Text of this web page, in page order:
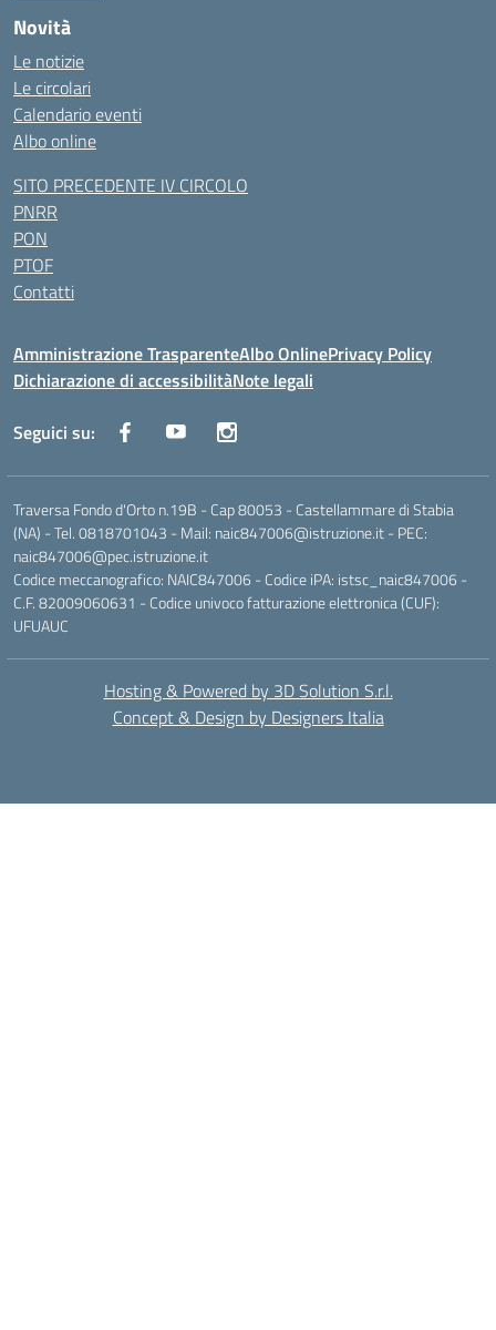
Novità
Le notizie
Le circolari
Calendario eventi
Albo online
SITO PRECEDENTE IV CIRCOLO
PNRR
PON
PTOF
Contatti
Amministrazione TrasparenteAlbo OnlinePrivacy Policy
Dichiarazione di accessibilitàNote legali
Seguici su:
Traversa Fondo d'Orto n.19B - Cap 80053 - Castellammare di Stabia
(NA) - Tel. 0818701043 - Mail: naic847006@istruzione.it - PEC:
naic847006@pec.istruzione.it
Codice meccanografico: NAIC847006 - Codice iPA: istsc_naic847006 -
C.F. 82009060631 - Codice univoco fatturazione elettronica (CUF):
UFUAUC
Hosting & Powered by 3D Solution S.r.l.
Concept & Design by Designers Italia